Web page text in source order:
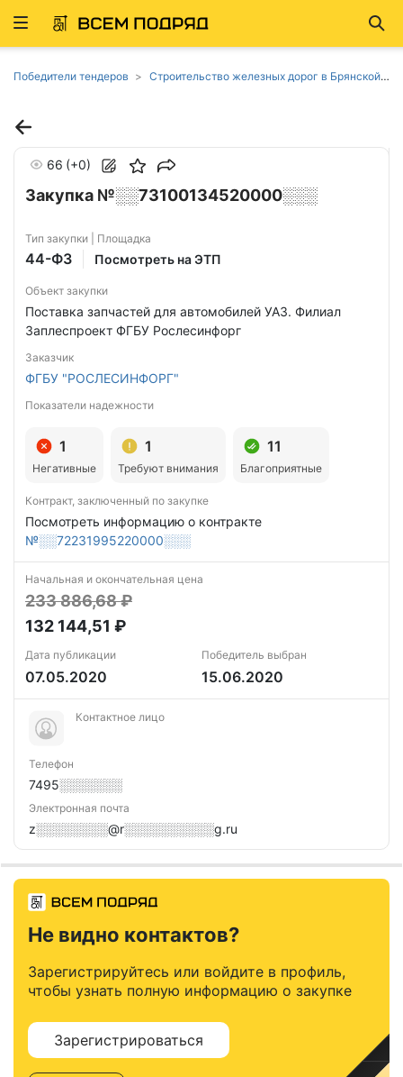
Развернуть
Победители тендеров Строительство железных дорог в Брянской области
Закупка №░░73100134520000░░░
66 (+0)
Тип закупки | Площадка
44-ФЗ Посмотреть на ЭТП
Объект закупки
Поставка запчастей для автомобилей УАЗ. Филиал
Заплеспроект ФГБУ Рослесинфорг
Заказчик
ФГБУ "РОСЛЕСИНФОРГ"
Показатели надежности
1
Негативные
1
Требуют внимания
11
Благоприятные
Контракт, заключенный по закупке
Посмотреть информацию о контракте
№░░72231995220000░░░
Начальная и окончательная цена
233 886,68 ₽
132 144,51 ₽
Дата публикации
07.05.2020
Победитель выбран
15.06.2020
Контактное лицо
Телефон
7495░░░░░░░
Электронная почта
z░░░░░░░░@r░░░░░░░░░░g.ru
Не видно контактов?
Зарегистрируйтесь или войдите в профиль,
чтобы узнать полную информацию о закупке
Зарегистрироваться